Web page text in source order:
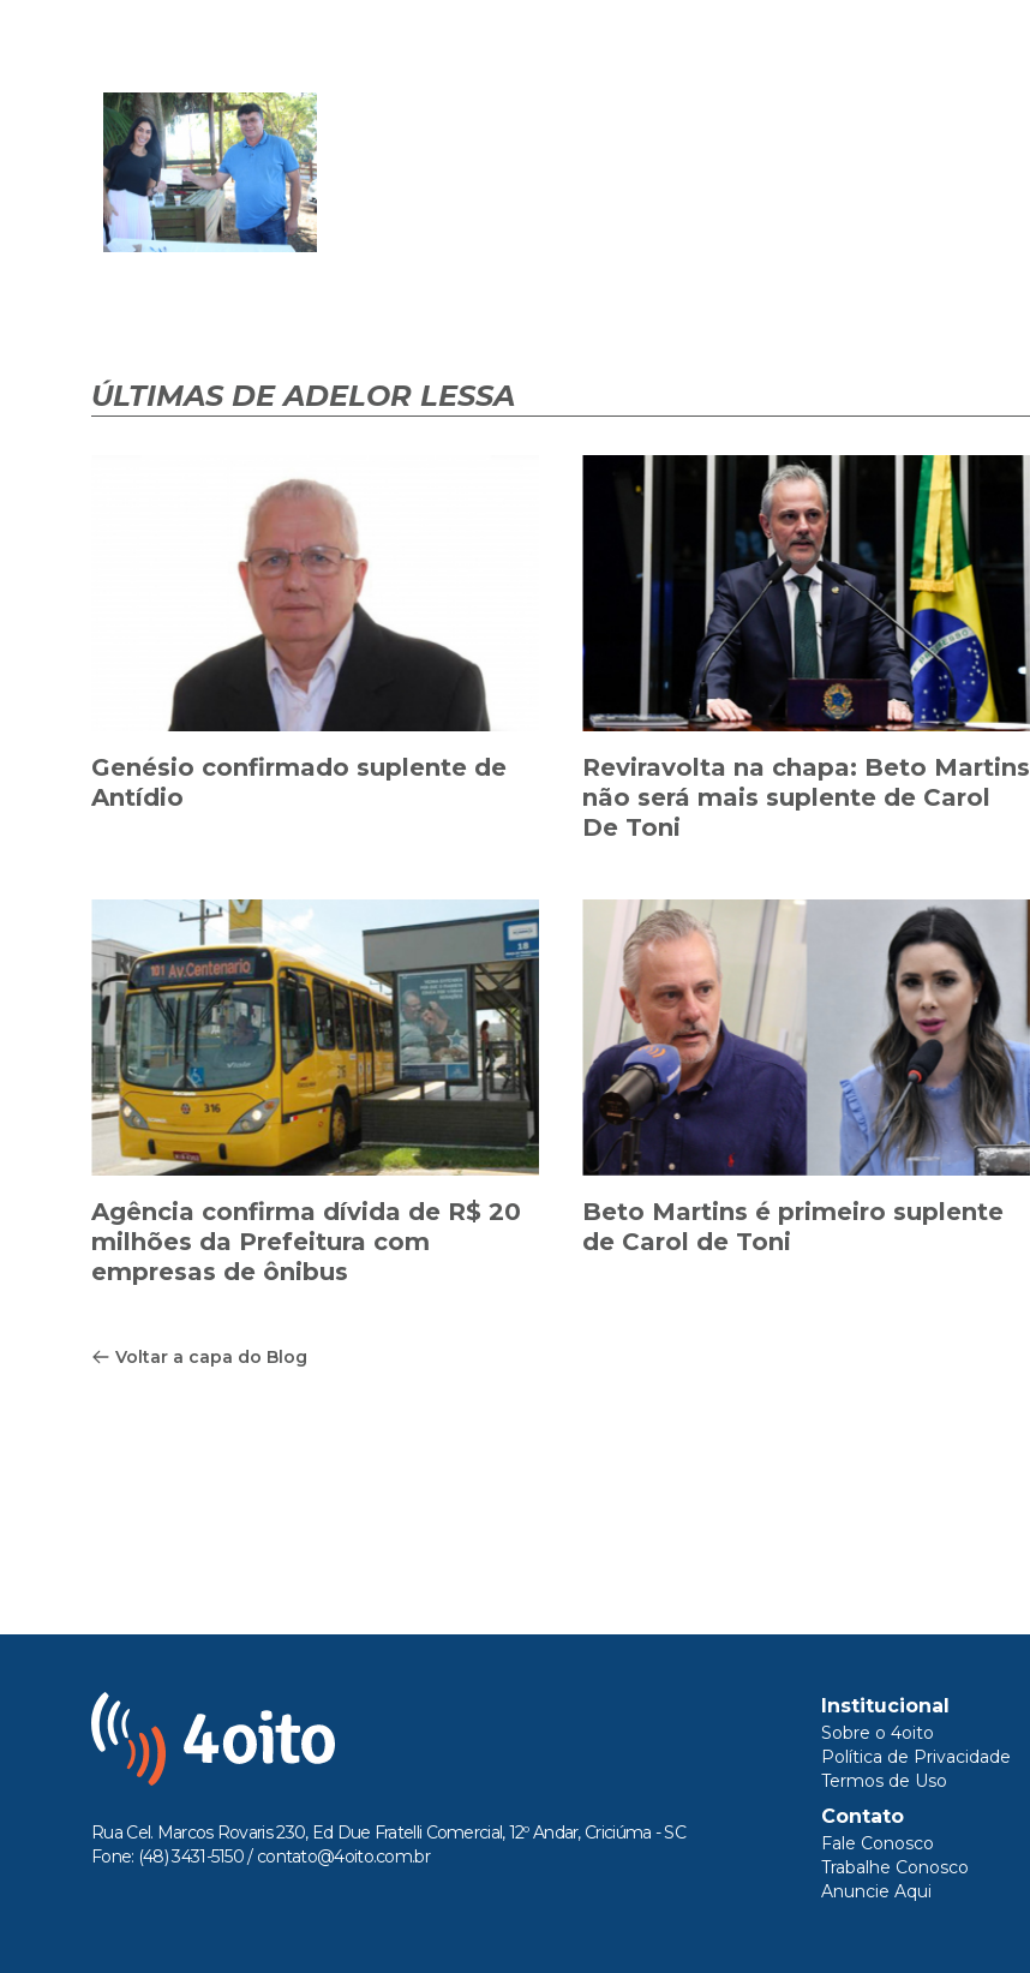
ÚLTIMAS DE ADELOR LESSA
Genésio confirmado suplente de
Antídio
Reviravolta na chapa: Beto Martins
não será mais suplente de Carol
De Toni
Agência confirma dívida de R$ 20
milhões da Prefeitura com
empresas de ônibus
Beto Martins é primeiro suplente
de Carol de Toni
Voltar a capa do Blog
Rua Cel. Marcos Rovaris 230, Ed Due Fratelli Comercial, 12º Andar, Criciúma - SC
Fone: (48) 3431-5150 / contato@4oito.com.br
Institucional
Sobre o 4oito
Política de Privacidade
Termos de Uso
Contato
Fale Conosco
Trabalhe Conosco
Anuncie Aqui